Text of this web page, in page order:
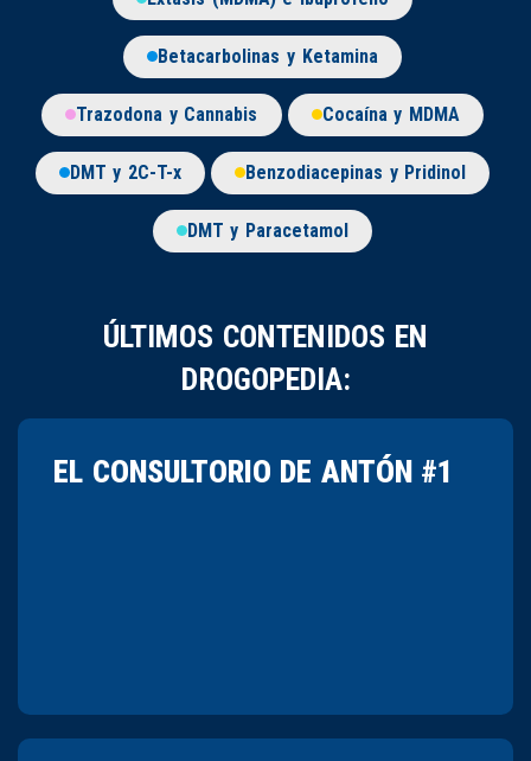
Betacarbolinas y Ketamina
Trazodona y Cannabis Cocaína y MDMA
DMT y 2C-T-x Benzodiacepinas y Pridinol
DMT y Paracetamol
ÚLTIMOS CONTENIDOS EN
DROGOPEDIA:
EL CONSULTORIO DE ANTÓN #1